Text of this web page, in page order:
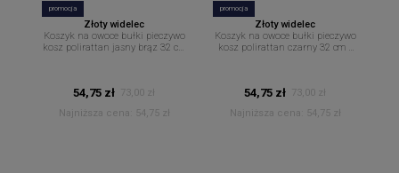
promocja
Złoty widelec
Koszyk na owoce bułki pieczywo
kosz polirattan jasny brąz 32 cm
54,75 zł
73,00 zł
Najniższa cena:
54,75 zł
promocja
Złoty widelec
Koszyk na owoce bułki pieczywo
kosz polirattan czarny 32 cm x
54,75 zł
73,00 zł
Najniższa cena:
54,75 zł